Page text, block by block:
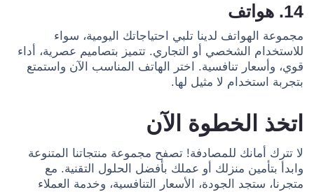
14. هواتف
مجموعة الهواتف لدينا تلبي احتياجاتك اليومية، سواء
للاستخدام الشخصي أو التجاري. تتميز بتصاميم عصرية، أداء
قوي، وأسعار تنافسية. اختر الهاتف المناسب الآن واستمتع
بتجربة استخدام لا مثيل لها.
اتخذ الخطوة الآن
لا تترك أمانك للمصادفة! تصفح مجموعة منتجاتنا المتنوعة
وابدأ بتأمين منزلك أو عملك بأفضل الحلول التقنية. مع
متجرنا، ستجد الجودة، الأسعار التنافسية، وخدمة العملاء